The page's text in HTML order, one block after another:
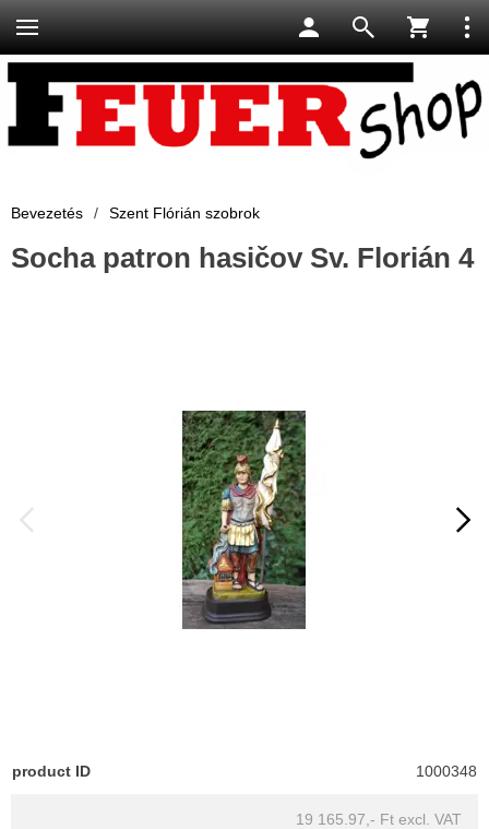
Bevezetés / Szent Flórián szobrok
Socha patron hasičov Sv. Florián 4
product ID 1000348
19 165.97,- Ft excl. VAT